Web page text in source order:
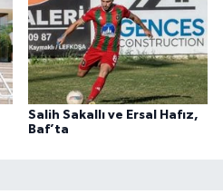
Salih Sakallı ve Ersal Hafız,
Baf’ta